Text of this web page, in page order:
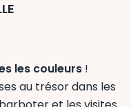
les couleurs !
au trésor dans les